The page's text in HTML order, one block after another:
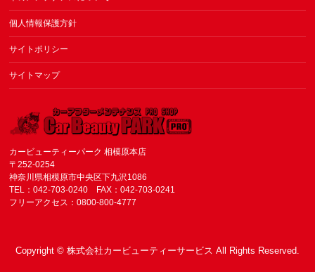
個人情報保護方針
サイトポリシー
サイトマップ
カービューティーパーク 相模原本店
〒252-0254
神奈川県相模原市中央区下九沢1086
TEL：042-703-0240 FAX：042-703-0241
フリーアクセス：0800-800-4777
Copyright © 株式会社カービューティーサービス All Rights Reserved.